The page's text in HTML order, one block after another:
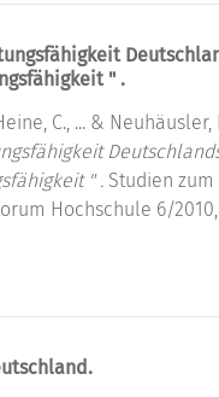
" .
C., ... & Neuhäusler,
" . Studien
Hochschule 6/